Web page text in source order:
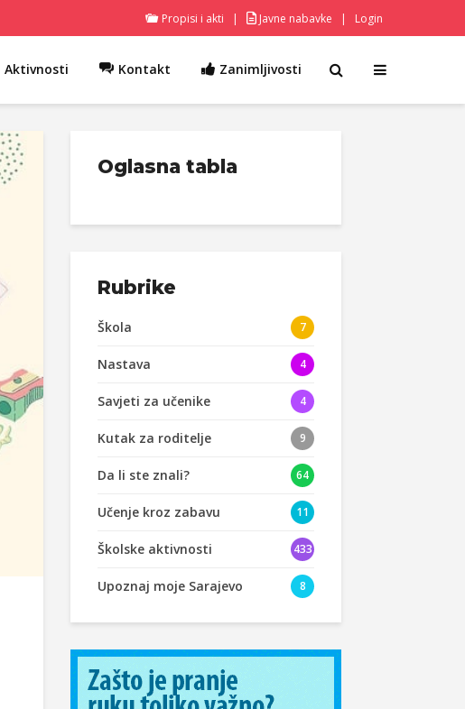
Propisi i akti | Javne nabavke | Login
Aktivnosti Kontakt Zanimljivosti
Oglasna tabla
Rubrike
Škola 7
Nastava 4
Savjeti za učenike 4
Kutak za roditelje 9
Da li ste znali? 64
Učenje kroz zabavu 11
Školske aktivnosti 433
Upoznaj moje Sarajevo 8